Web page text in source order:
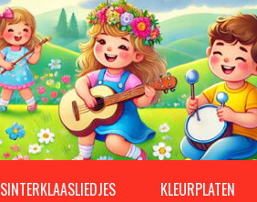
SINTERKLAASLIEDJES KLEURPLATEN